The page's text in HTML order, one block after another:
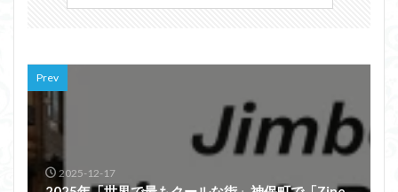
Prev
2025-12-17